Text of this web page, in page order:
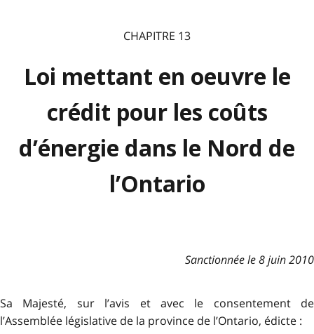
CHAPITRE 13
Loi mettant en oeuvre le
crédit pour les coûts
d’énergie dans le Nord de
l’Ontario
Sanctionnée le 8 juin 2010
Sa Majesté, sur l’avis et avec le consentement de
l’Assemblée législative de la province de l’Ontario, édicte :